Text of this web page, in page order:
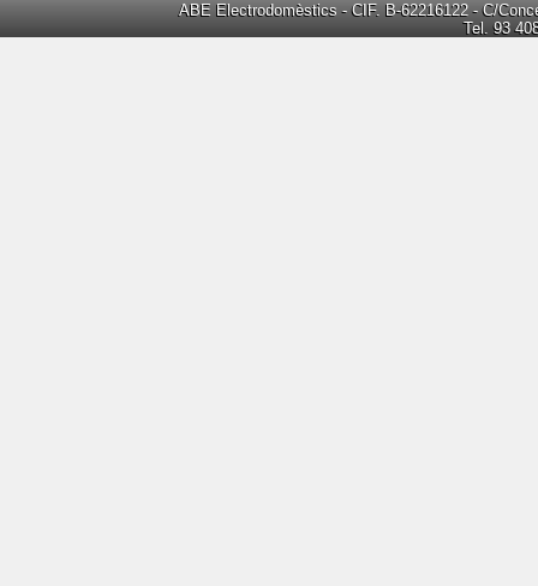
ABE Electrodomèstics - CIF. B-62216122 - C/
Tel. 93